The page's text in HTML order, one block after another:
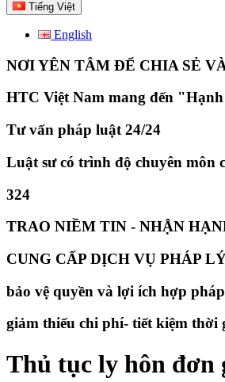
Tiếng Việt
English
NƠI YÊN TÂM ĐỂ CHIA SẺ
HTC Việt Nam mang đến
Tư vấn pháp luật 24/24
Luật sư có trình độ chuyên môn
324
TRAO NIỀM TIN - NHẬN
CUNG CẤP DỊCH VỤ PHÁP
bảo vệ quyền và lợi ích hợp pháp
giảm thiếu chi phí- tiết kiệm thời
Thủ tục ly hôn đơn